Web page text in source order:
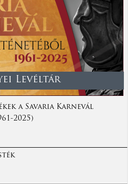
Levéltár
a Savaria Karnevál
2025)